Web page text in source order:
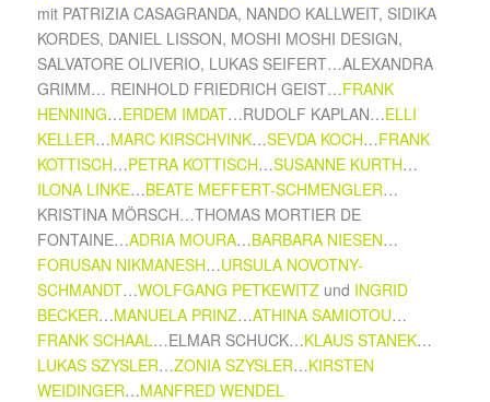
mit PATRIZIA CASAGRANDA, NANDO KALLWEIT, SIDIKA
KORDES, DANIEL LISSON, MOSHI MOSHI DESIGN,
SALVATORE OLIVERIO, LUKAS SEIFERT…ALEXANDRA
GRIMM… REINHOLD FRIEDRICH GEIST…FRANK
HENNING…ERDEM IMDAT…RUDOLF KAPLAN…ELLI
KELLER…MARC KIRSCHVINK…SEVDA KOCH…FRANK
KOTTISCH…PETRA KOTTISCH…SUSANNE KURTH…
ILONA LINKE…BEATE MEFFERT-SCHMENGLER…
KRISTINA MÖRSCH…THOMAS MORTIER DE
FONTAINE…ADRIA MOURA…BARBARA NIESEN…
FORUSAN NIKMANESH…URSULA NOVOTNY-
SCHMANDT…WOLFGANG PETKEWITZund INGRID
BECKER…MANUELA PRINZ…ATHINA SAMIOTOU…
FRANK SCHAAL…ELMAR SCHUCK…KLAUS STANEK…
LUKAS SZYSLER…ZONIA SZYSLER…KIRSTEN
WEIDINGER…MANFRED WENDEL